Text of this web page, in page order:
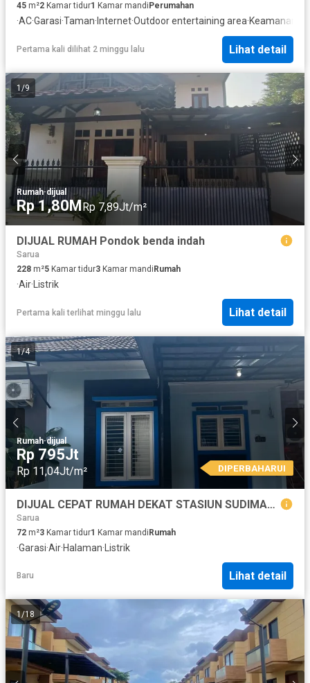
45 m²2 Kamar tidur1 Kamar mandi Perumahan
·AC·Garasi·Taman· Internet·Outdoor entertaining area·Keamanan
Pertama kali dilihat 2 minggu lalu Lihat detail
1 /9
Rumah·dijual
Rp 1,80MRp 7,89Jt/m²
DIJUAL RUMAH Pondok benda indah
Sarua
228 m²5 Kamar tidur3 Kamar mandi Rumah
·Air· Listrik
Pertama kali terlihat minggu lalu Lihat detail
1/4
Rumah·dijual
Rp 795Jt
Rp 11,04Jt/m² DIPERBAHARUI
DIJUAL CEPAT RUMAH DEKAT STASIUN SUDIMARA
Sarua
72 m²3 Kamar tidur1 Kamar mandiRumah
·Garasi·Air·Halaman·Listrik
Baru Lihat detail
1 /18